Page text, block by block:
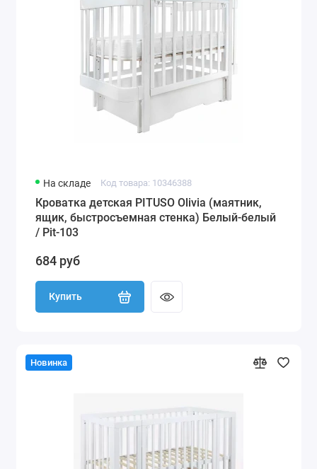
На складе Код товара: 10346388
Кроватка детская PITUSO Olivia (маятник,
ящик, быстросъемная стенка) Белый-белый
/ Pit-103
684 руб
Купить
Новинка